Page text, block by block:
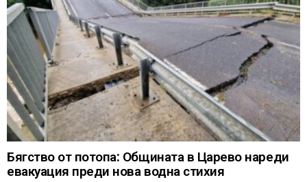
Бягство от потопа: Общината в Царево нареди
евакуация преди нова водна стихия